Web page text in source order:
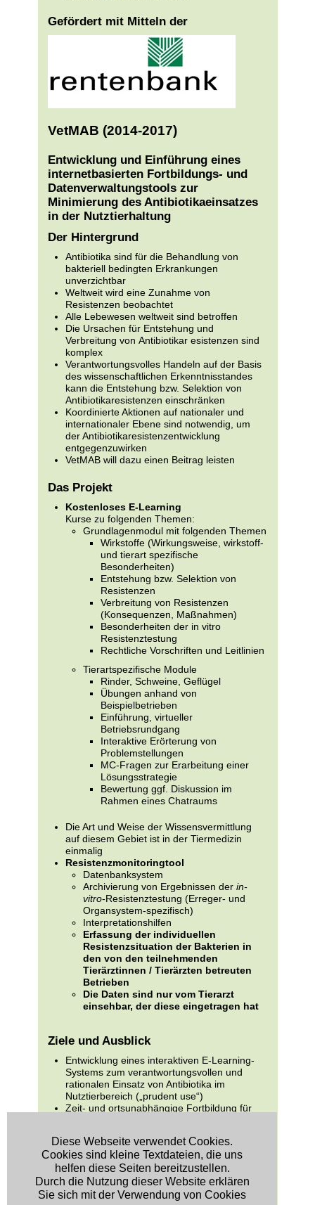
Diese Webseite verwendet Cookies.
Cookies sind kleine Textdateien, die uns
helfen diese Seiten bereitzustellen.
Durch die Nutzung dieser Website erklären
Sie sich mit der Verwendung von Cookies
Gefördert mit Mitteln der
VetMAB (2014-2017)
Entwicklung und Einführung eines
internetbasierten Fortbildungs- und
Datenverwaltungstools zur
Minimierung des Antibiotikaeinsatzes
in der Nutztierhaltung
Der Hintergrund
Antibiotika sind für die Behandlung von
bakteriell bedingten Erkrankungen
unverzichtbar
Weltweit wird eine Zunahme von
Resistenzen beobachtet
Alle Lebewesen weltweit sind betroffen
Die Ursachen für Entstehung und
Verbreitung von Antibiotikar esistenzen sind
komplex
Verantwortungsvolles Handeln auf der Basis
des wissenschaftlichen Erkenntnisstandes
kann die Entstehung bzw. Selektion von
Antibiotikaresistenzen einschränken
Koordinierte Aktionen auf nationaler und
internationaler Ebene sind notwendig, um
der Antibiotikaresistenzentwicklung
entgegenzuwirken
VetMAB will dazu einen Beitrag leisten
Das Projekt
Kostenloses E-Learning
Kurse zu folgenden Themen:
Grundlagenmodul mit folgenden Themen
Wirkstoffe (Wirkungsweise, wirkstoff-
und tierart spezifische
Besonderheiten)
Entstehung bzw. Selektion von
Resistenzen
Verbreitung von Resistenzen
(Konsequenzen, Maßnahmen)
Besonderheiten der in vitro
Resistenztestung
Rechtliche Vorschriften und Leitlinien
Tierartspezifische Module
Rinder, Schweine, Geflügel
Übungen anhand von
Beispielbetrieben
Einführung, virtueller
Betriebsrundgang
Interaktive Erörterung von
Problemstellungen
MC-Fragen zur Erarbeitung einer
Lösungsstrategie
Bewertung ggf. Diskussion im
Rahmen eines Chatraums
Die Art und Weise der Wissensvermittlung
auf diesem Gebiet ist in der Tiermedizin
einmalig
Resistenzmonitoringtool
Datenbanksystem
Archivierung von Ergebnissen der in-
vitro-Resistenztestung (Erreger- und
Organsystem-spezifisch)
Interpretationshilfen
Erfassung der individuellen
Resistenzsituation der Bakterien in
den von den teilnehmenden
Tierärztinnen / Tierärzten betreuten
Betrieben
Die Daten sind nur vom Tierarzt
einsehbar, der diese eingetragen hat
Ziele und Ausblick
Entwicklung eines interaktiven E-Learning-
Systems zum verantwortungsvollen und
rationalen Einsatz von Antibiotika im
Nutztierbereich („prudent use“)
Zeit- und ortsunabhängige Fortbildung für
Analysierung des Verschreibungsverhaltens
Ermittlung von Fortbildungsbedarf
Förderung durch